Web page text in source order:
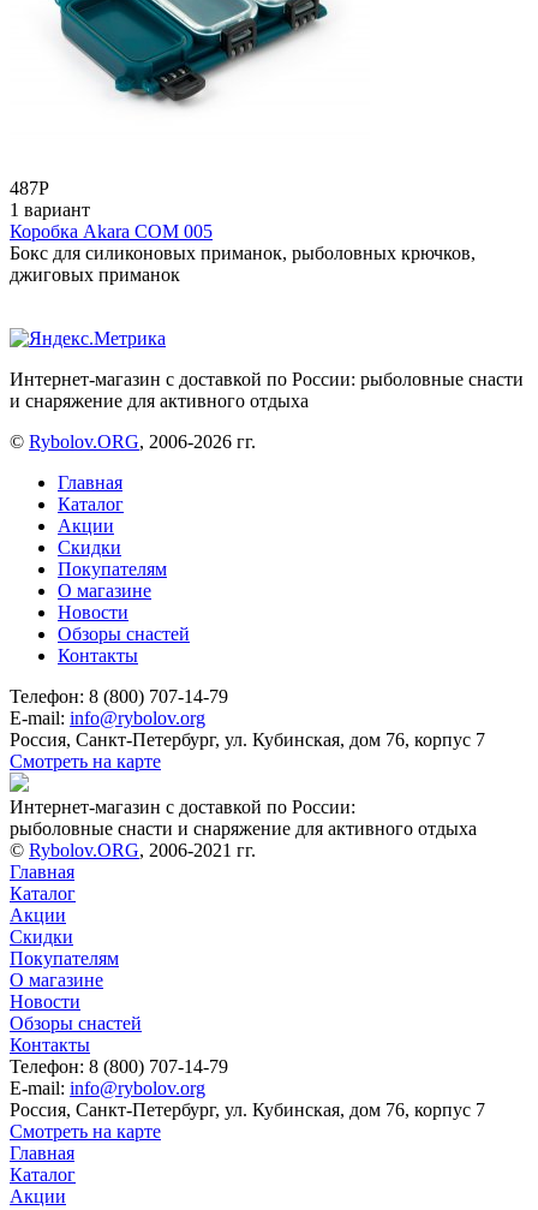
487Р
1 вариант
Коробка Akara COM 005
Бокс для силиконовых приманок, рыболовных крючков,
джиговых приманок
Интернет-магазин с доставкой по России: рыболовные снасти
и снаряжение для активного отдыха
© Rybolov.ORG, 2006-2026 гг.
Главная
Каталог
Акции
Скидки
Покупателям
О магазине
Новости
Обзоры снастей
Контакты
Телефон: 8 (800) 707-14-79
E-mail: info@rybolov.org
Россия, Санкт-Петербург, ул. Кубинская, дом 76, корпус 7
Смотреть на карте
Интернет-магазин с доставкой по России:
рыболовные снасти и снаряжение для активного отдыха
© Rybolov.ORG, 2006-2021 гг.
Главная
Каталог
Акции
Скидки
Покупателям
О магазине
Новости
Обзоры снастей
Контакты
Телефон: 8 (800) 707-14-79
E-mail: info@rybolov.org
Россия, Санкт-Петербург, ул. Кубинская, дом 76, корпус 7
Смотреть на карте
Главная
Каталог
Акции